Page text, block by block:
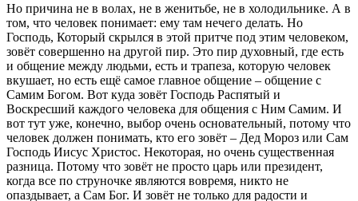
Но причина не в волах, не в женитьбе, не в холодильнике. А в
том, что человек понимает: ему там нечего делать. Но
Господь, Который скрылся в этой притче под этим человеком,
зовёт совершенно на другой пир. Это пир духовный, где есть
и общение между людьми, есть и трапеза, которую человек
вкушает, но есть ещё самое главное общение – общение с
Самим Богом. Вот куда зовёт Господь Распятый и
Воскресший каждого человека для общения с Ним Самим. И
вот тут уже, конечно, выбор очень основательный, потому что
человек должен понимать, кто его зовёт – Дед Мороз или Сам
Господь Иисус Христос. Некоторая, но очень существенная
разница. Потому что зовёт не просто царь или президент,
когда все по струночке являются вовремя, никто не
опаздывает, а Сам Бог. И зовёт не только для радости и